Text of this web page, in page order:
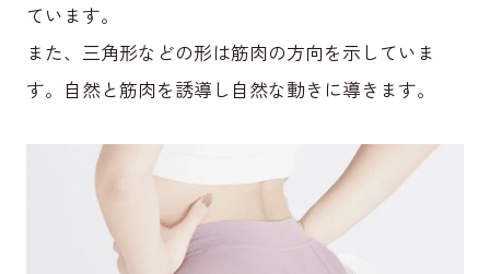
ています。
また、三角形などの形は筋肉の方向を示していま
す。自然と筋肉を誘導し自然な動きに導きます。